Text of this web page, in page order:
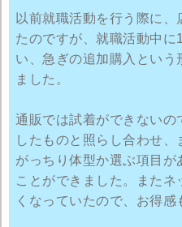
以前就職活動を行う際に
たのですが、就職活動中に
い、急ぎの追加購入という
ました。
通販では試着ができないの
したものと照らし合わせ
がっちり体型か選ぶ項目が
ことができました。また
くなっていたので、お得感